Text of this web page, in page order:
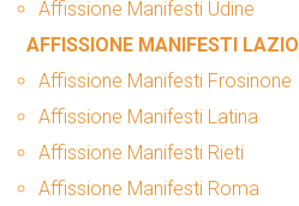
Affissione Manifesti Udine
AFFISSIONE MANIFESTI LAZIO
Affissione Manifesti Frosinone
Affissione Manifesti Latina
Affissione Manifesti Rieti
Affissione Manifesti Roma